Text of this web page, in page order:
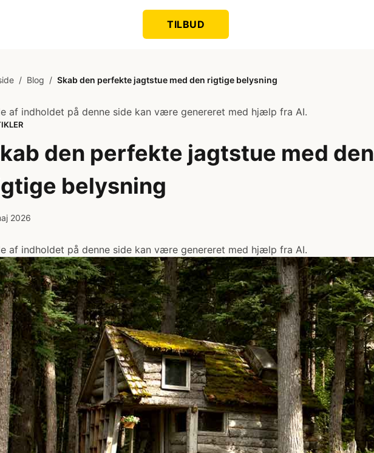
TILBUD
/ Blog / Skab den perfekte jagtstue med den rigtige belysning
af indholdet på denne side kan være genereret med hjælp fra AI.
den perfekte jagtstue med den
belysning
2026
af indholdet på denne side kan være genereret med hjælp fra AI.